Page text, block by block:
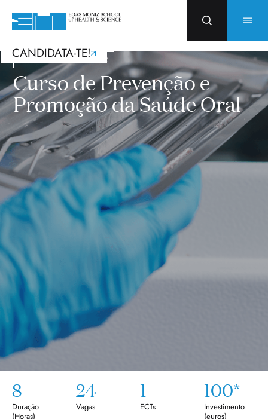
CANDIDATA-TE!
Cursos com Incentivos PRR
Curso de Prevenção e
Promoção da Saúde Oral
8
Duração
(Horas)
24
Vagas
1
ECTs
100*
Investimento
(euros)